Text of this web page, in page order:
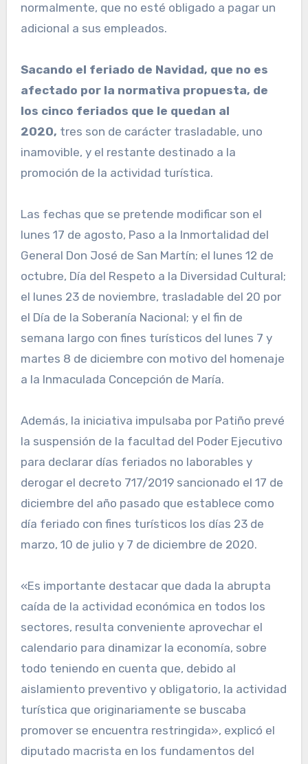
normalmente, que no esté obligado a pagar un
adicional a sus empleados.
Sacando el feriado de Navidad, que no es
afectado por la normativa propuesta, de
los cinco feriados que le quedan al
2020, tres son de carácter trasladable, uno
inamovible, y el restante destinado a la
promoción de la actividad turística.
Las fechas que se pretende modificar son el
lunes 17 de agosto, Paso a la Inmortalidad del
General Don José de San Martín; el lunes 12 de
octubre, Día del Respeto a la Diversidad Cultural;
el lunes 23 de noviembre, trasladable del 20 por
el Día de la Soberanía Nacional; y el fin de
semana largo con fines turísticos del lunes 7 y
martes 8 de diciembre con motivo del homenaje
a la Inmaculada Concepción de María.
Además, la iniciativa impulsaba por Patiño prevé
la suspensión de la facultad del Poder Ejecutivo
para declarar días feriados no laborables y
derogar el decreto 717/2019 sancionado el 17 de
diciembre del año pasado que establece como
día feriado con fines turísticos los días 23 de
marzo, 10 de julio y 7 de diciembre de 2020.
«Es importante destacar que dada la abrupta
caída de la actividad económica en todos los
sectores, resulta conveniente aprovechar el
calendario para dinamizar la economía, sobre
todo teniendo en cuenta que, debido al
aislamiento preventivo y obligatorio, la actividad
turística que originariamente se buscaba
promover se encuentra restringida», explicó el
diputado macrista en los fundamentos del